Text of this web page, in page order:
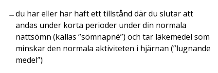
du har eller har haft ett tillstånd där du slutar att
andas under korta perioder under din normala
nattsömn (kallas ”sömnapné”) och tar läkemedel som
minskar den normala aktiviteten i hjärnan (”lugnande
medel”)